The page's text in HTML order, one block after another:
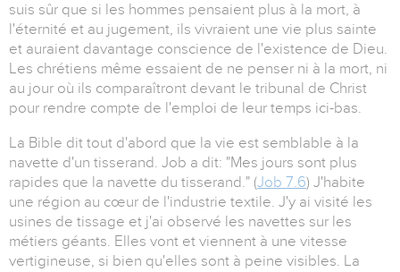
suis sûr que si les hommes pensaient plus à la mort, à
l'éternité et au jugement, ils vivraient une vie plus sainte
et auraient davantage conscience de l'existence de Dieu.
Les chrétiens même essaient de ne penser ni à la mort, ni
au jour où ils comparaîtront devant le tribunal de Christ
pour rendre compte de l'emploi de leur temps ici-bas.
La Bible dit tout d'abord que la vie est semblable à la
navette d'un tisserand. Job a dit: "Mes jours sont plus
rapides que la navette du tisserand." (Job 7.6) J'habite
une région au cœur de l'industrie textile. J'y ai visité les
usines de tissage et j'ai observé les navettes sur les
métiers géants. Elles vont et viennent à une vitesse
vertigineuse, si bien qu'elles sont à peine visibles. La